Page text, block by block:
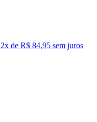
2x de R$ 84,95 sem juros